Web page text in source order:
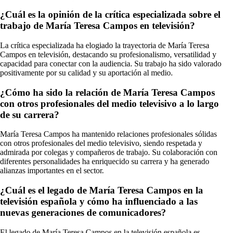
¿Cuál es la opinión de la crítica especializada sobre el
trabajo de María Teresa Campos en televisión?
La crítica especializada ha elogiado la trayectoria de María Teresa
Campos en televisión, destacando su profesionalismo, versatilidad y
capacidad para conectar con la audiencia. Su trabajo ha sido valorado
positivamente por su calidad y su aportación al medio.
¿Cómo ha sido la relación de María Teresa Campos
con otros profesionales del medio televisivo a lo largo
de su carrera?
María Teresa Campos ha mantenido relaciones profesionales sólidas
con otros profesionales del medio televisivo, siendo respetada y
admirada por colegas y compañeros de trabajo. Su colaboración con
diferentes personalidades ha enriquecido su carrera y ha generado
alianzas importantes en el sector.
¿Cuál es el legado de María Teresa Campos en la
televisión española y cómo ha influenciado a las
nuevas generaciones de comunicadores?